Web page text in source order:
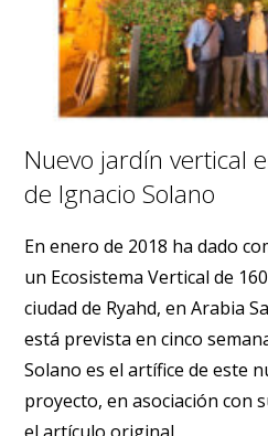
Nuevo jardín vertical
de Ignacio Solano
En enero de 2018 ha dado
un Ecosistema Vertical de
ciudad de Ryahd, en Arabia
está prevista en cinco
Solano es el artífice de este
proyecto, en asociación con